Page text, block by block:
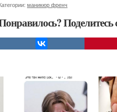
маникюр френч
Поделитесь